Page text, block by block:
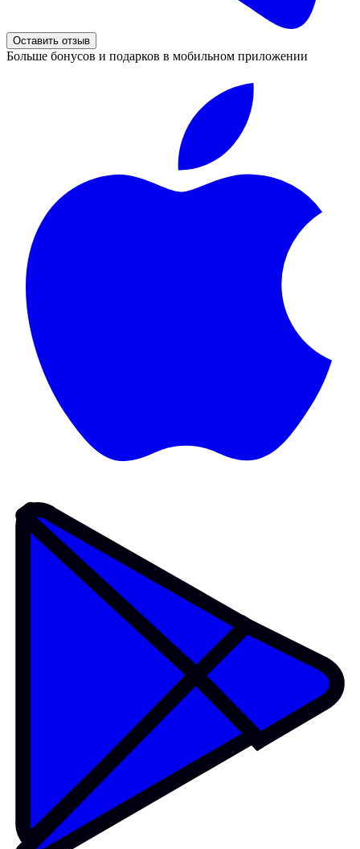
Оставить отзыв
Больше бонусов и подарков в мобильном приложении